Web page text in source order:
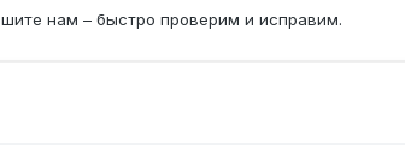
нам – быстро проверим и исправим.